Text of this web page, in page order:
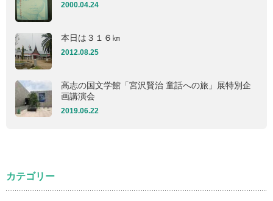
2000.04.24
本日は３１６㎞
2012.08.25
高志の国文学館「宮沢賢治 童話への旅」展特別企
画講演会
2019.06.22
カテゴリー